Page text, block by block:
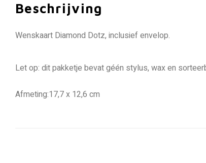
Beschrijving
Wenskaart Diamond Dotz, inclusief envelop.
Let op: dit pakketje bevat géén stylus, wax en
Afmeting:17,7 x 12,6 cm